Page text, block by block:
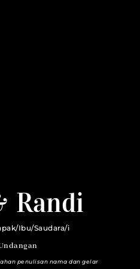
| 24
Randi
Ibu/Saudara/i
penulisan nama dan gelar